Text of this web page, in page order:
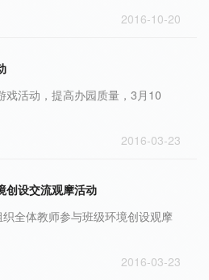
2016-10-20
戏活动，提高办园质量，3月10
2016-03-23
创设交流观摩活动
全体教师参与班级环境创设观摩
2016-03-23